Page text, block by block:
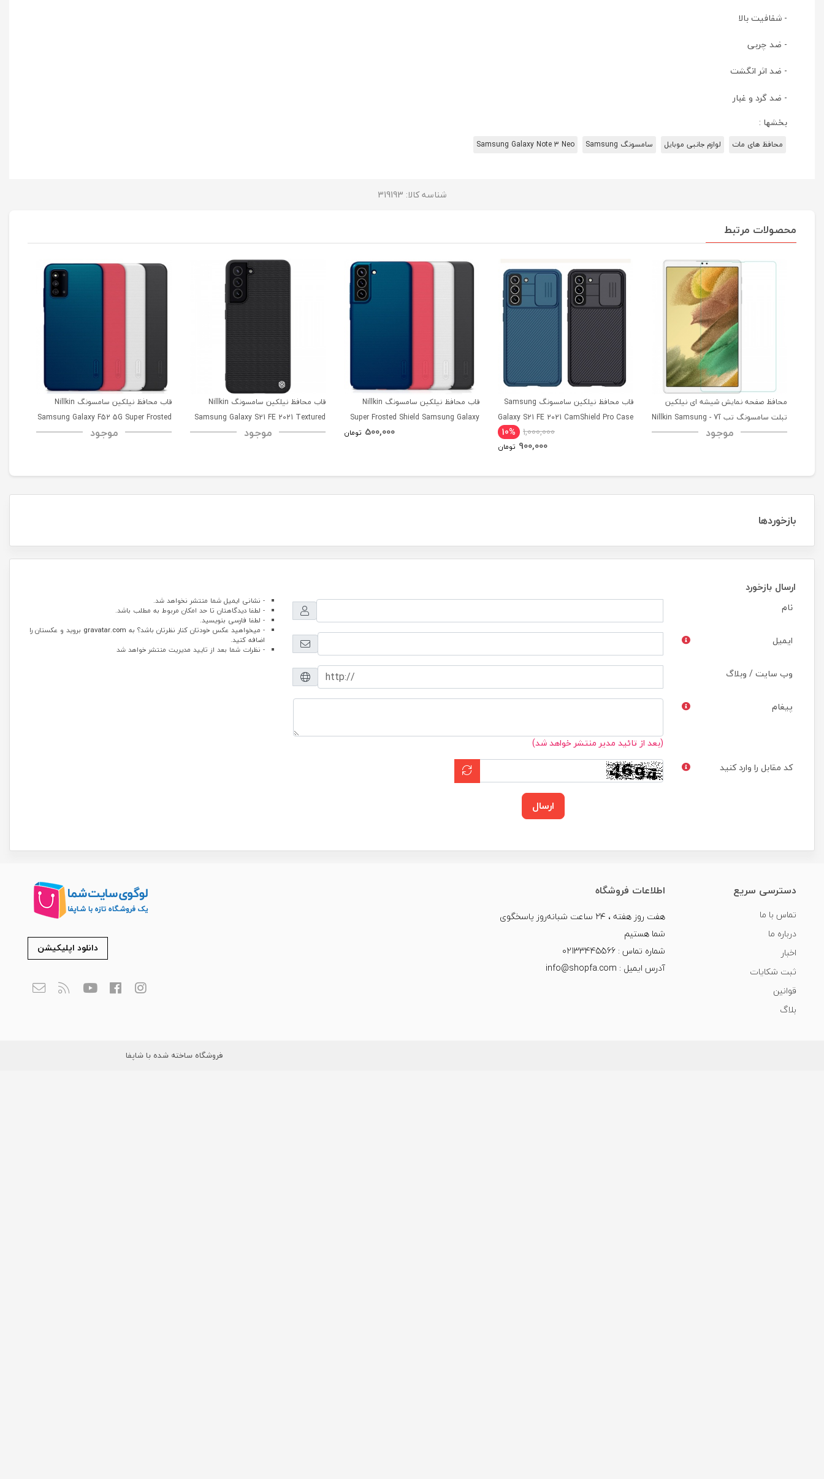
- شفافیت بالا
- ضد چربی
- ضد اثر انگشت
- ضد گرد و غبار
بخشها :
محافظ های مات لوازم جانبی موبایل سامسونگ Samsung Samsung Galaxy Note 3 Neo
شناسه کالا: 319193
محصولات مرتبط
محافظ صفحه نمایش شیشه ای نیلکین
تبلت سامسونگ تب آ7 - Nillkin Samsung
Galaxy Tab A7 H+ Anti-explosion
موجود
قاب محافظ نیلکین سامسونگ Samsung
Galaxy S21 FE 2021 CamShield Pro Case
10% 1,000,000
900,000 تومان
قاب محافظ نیلکین سامسونگ Nillkin
Super Frosted Shield Samsung Galaxy
500,000 تومان
قاب محافظ نیلکین سامسونگ Nillkin
Samsung Galaxy S21 FE 2021 Textured
Case
موجود
قاب محافظ نیلکین سامسونگ Nillkin
Samsung Galaxy F52 5G Super Frosted
Shield
موجود
بازخوردها
ارسال بازخورد
نام
ایمیل
وب سایت / وبلاگ
پیغام
(بعد از تائید مدیر منتشر خواهد شد)
کد مقابل را وارد کنید
ارسال
- نشانی ایمیل شما منتشر نخواهد شد.
- لطفا دیدگاهتان تا حد امکان مربوط به مطلب باشد.
- لطفا فارسی بنویسید.
- میخواهید عکس خودتان کنار نظرتان باشد؟ به gravatar.com بروید و عکستان را
اضافه کنید.
- نظرات شما بعد از تایید مدیریت منتشر خواهد شد
دسترسی سریع
تماس با ما
درباره ما
اخبار
ثبت شکایات
قوانین
بلاگ
اطلاعات فروشگاه
هفت روز هفته ، ۲۴ ساعت شبانه‌روز پاسخگوی
شما هستیم
شماره تماس : 02133445566
آدرس ایمیل : info@shopfa.com
دانلود اپلیکیشن
فروشگاه ساخته شده با شاپفا